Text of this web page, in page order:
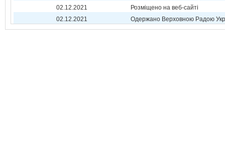
02.12.2021
Розміщено на веб-сайті
02.12.2021
Одержано Верховною Радою